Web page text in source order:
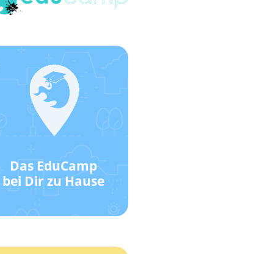
Das EduCamp
bei Dir zu Hause
Werde ein
EduCamp-
Wie das geht?
Klick hier!